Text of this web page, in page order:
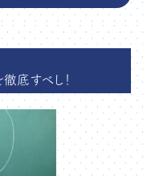
底すべし！